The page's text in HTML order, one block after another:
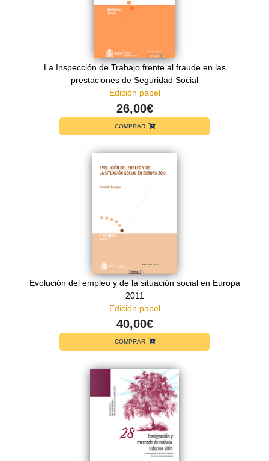
La Inspección de Trabajo frente al fraude en las
prestaciones de Seguridad Social
Edición papel
26,00€
COMPRAR
Evolución del empleo y de la situación social en Europa
2011
Edición papel
40,00€
COMPRAR